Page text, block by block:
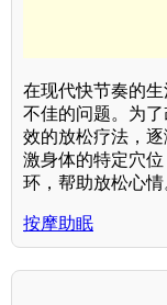
在现代快节奏的
不佳的问题。为
效的放松疗法，
激身体的特定穴
环，帮助放松心情
按摩助眠